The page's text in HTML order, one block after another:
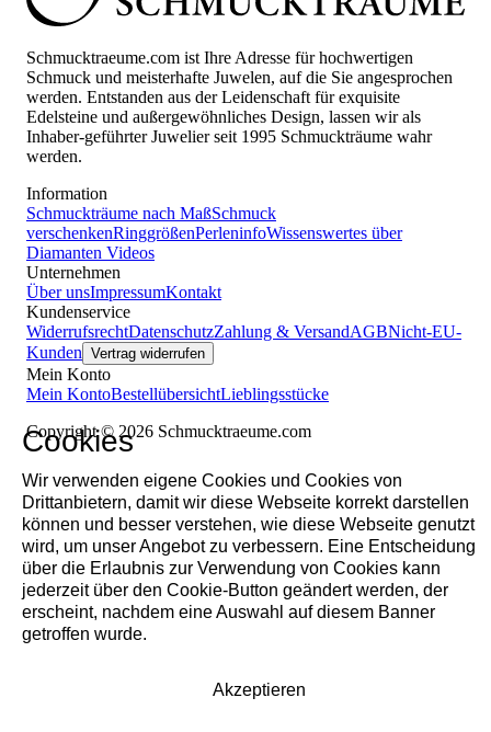
Schmucktraeume.com ist Ihre Adresse für hochwertigen
Schmuck und meisterhafte Juwelen, auf die Sie angesprochen
werden. Entstanden aus der Leidenschaft für exquisite
Edelsteine und außergewöhnliches Design, lassen wir als
Inhaber-geführter Juwelier seit 1995 Schmuckträume wahr
werden.
Information
Schmuckträume nach MaßSchmuck
verschenkenRinggrößenPerleninfoWissenswertes über
Diamanten Videos
Unternehmen
Über unsImpressumKontakt
Kundenservice
WiderrufsrechtDatenschutzZahlung & VersandAGBNicht-EU-
Kunden Vertrag widerrufen
Mein Konto
Mein KontoBestellübersichtLieblingsstücke
Copyright © 2026 Schmucktraeume.com
Cookies
Wir verwenden eigene Cookies und Cookies von
Drittanbietern, damit wir diese Webseite korrekt darstellen
können und besser verstehen, wie diese Webseite genutzt
wird, um unser Angebot zu verbessern. Eine Entscheidung
über die Erlaubnis zur Verwendung von Cookies kann
jederzeit über den Cookie-Button geändert werden, der
erscheint, nachdem eine Auswahl auf diesem Banner
getroffen wurde.
Akzeptieren